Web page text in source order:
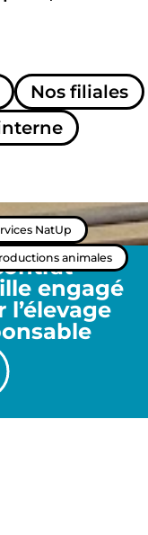
Nos filiales
NatUp
animales
engagé
l’élevage